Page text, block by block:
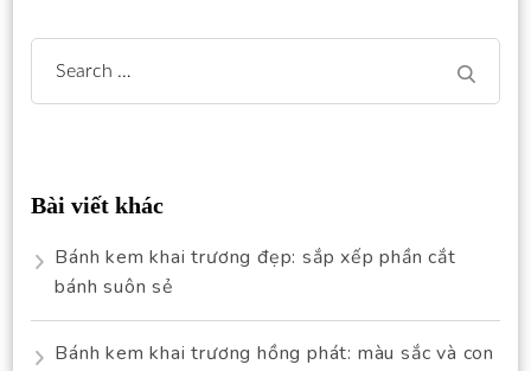
Search
for:
Bài viết khác
Bánh kem khai trương đẹp: sắp xếp phần cắt
bánh suôn sẻ
Bánh kem khai trương hồng phát: màu sắc và con